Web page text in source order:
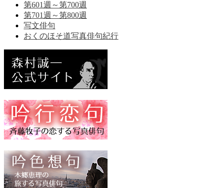
第601週～第700週
第701週～第800週
写文俳句
おくのほそ道写真俳句紀行